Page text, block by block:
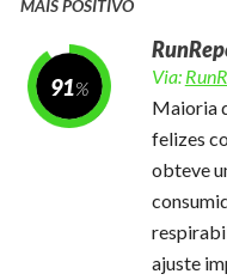
MAIS POSITIVO
91 Via:
Maioria
felizes
obteve
ajuste